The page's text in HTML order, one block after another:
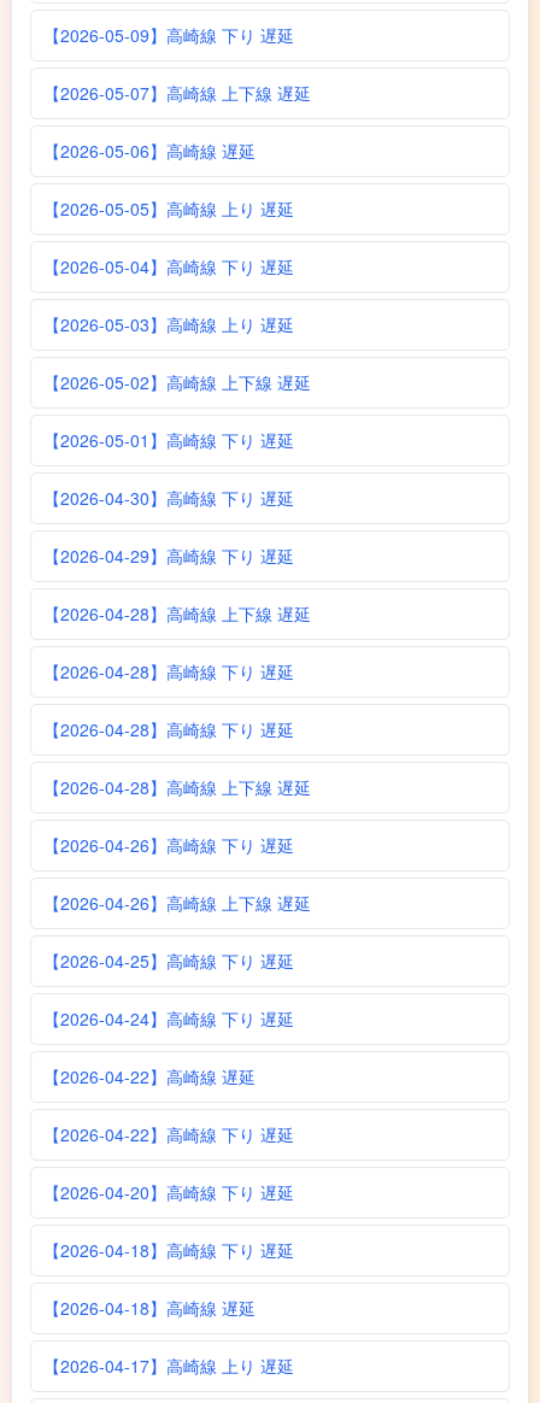
【2026-05-09】高崎線 下り 遅延
【2026-05-07】高崎線 上下線 遅延
【2026-05-06】高崎線 遅延
【2026-05-05】高崎線 上り 遅延
【2026-05-04】高崎線 下り 遅延
【2026-05-03】高崎線 上り 遅延
【2026-05-02】高崎線 上下線 遅延
【2026-05-01】高崎線 下り 遅延
【2026-04-30】高崎線 下り 遅延
【2026-04-29】高崎線 下り 遅延
【2026-04-28】高崎線 上下線 遅延
【2026-04-28】高崎線 下り 遅延
【2026-04-28】高崎線 下り 遅延
【2026-04-28】高崎線 上下線 遅延
【2026-04-26】高崎線 下り 遅延
【2026-04-26】高崎線 上下線 遅延
【2026-04-25】高崎線 下り 遅延
【2026-04-24】高崎線 下り 遅延
【2026-04-22】高崎線 遅延
【2026-04-22】高崎線 下り 遅延
【2026-04-20】高崎線 下り 遅延
【2026-04-18】高崎線 下り 遅延
【2026-04-18】高崎線 遅延
【2026-04-17】高崎線 上り 遅延